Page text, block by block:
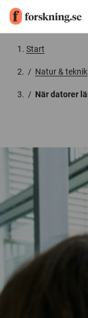
Start
/ Natur & teknik
/ När datorer